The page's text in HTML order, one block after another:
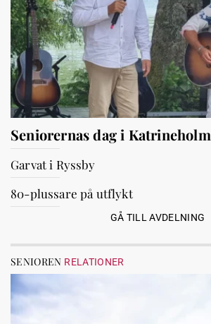
Seniorernas dag i Katrineholm
Garvat i Ryssby
80-plussare på utflykt
GÅ TILL AVDELNING
SENIOREN RELATIONER